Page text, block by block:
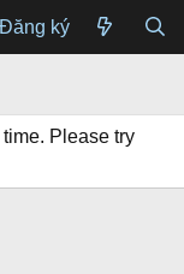
Đăng ký
Please try